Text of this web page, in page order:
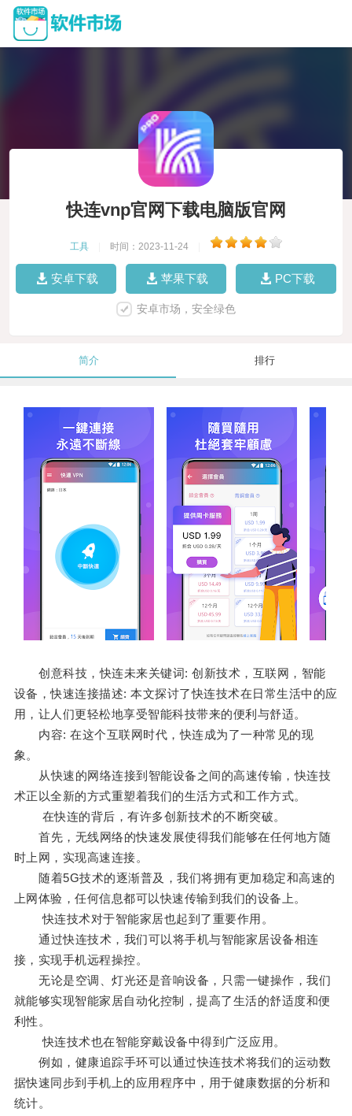
快连vnp官网下载电脑版官网
工具 时间：2023-11-24
安卓下载 苹果下载 PC下载
安卓市场，安全绿色
简介 排行
创意科技，快连未来关键词: 创新技术，互联网，智能
设备，快速连接描述: 本文探讨了快连技术在日常生活中的应
用，让人们更轻松地享受智能科技带来的便利与舒适。
内容: 在这个互联网时代，快连成为了一种常见的现
象。
从快速的网络连接到智能设备之间的高速传输，快连技
术正以全新的方式重塑着我们的生活方式和工作方式。
在快连的背后，有许多创新技术的不断突破。
首先，无线网络的快速发展使得我们能够在任何地方随
时上网，实现高速连接。
随着5G技术的逐渐普及，我们将拥有更加稳定和高速的
上网体验，任何信息都可以快速传输到我们的设备上。
快连技术对于智能家居也起到了重要作用。
通过快连技术，我们可以将手机与智能家居设备相连
接，实现手机远程操控。
无论是空调、灯光还是音响设备，只需一键操作，我们
就能够实现智能家居自动化控制，提高了生活的舒适度和便
利性。
快连技术也在智能穿戴设备中得到广泛应用。
例如，健康追踪手环可以通过快连技术将我们的运动数
据快速同步到手机上的应用程序中，用于健康数据的分析和
统计。